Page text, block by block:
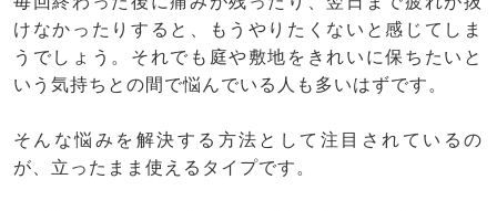
けなかったりすると、もうやりたくないと感じてしま
うでしょう。それでも庭や敷地をきれいに保ちたいと
いう気持ちとの間で悩んでいる人も多いはずです。
そんな悩みを解決する方法として注目されているの
が、立ったまま使えるタイプです。